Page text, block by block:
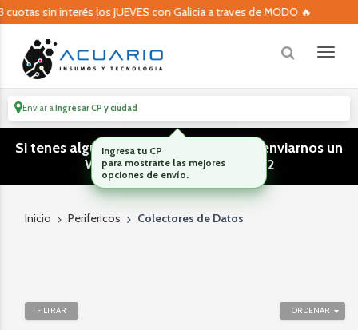
sin interés los JUEVES con Galicia a traves de MODO 🔥
Enviar aIngresar CP y ciudad
Si tenes algún tipo de consulta podes enviarnos un
WhatsApp! (011) 15 5386 3812
Inicio Perifericos Colectores de Datos
ORDENAR
FILTRAR
Ingresa tu CP
para mostrarte las mejores
opciones de envío.